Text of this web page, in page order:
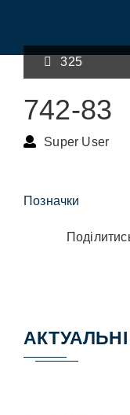
325
742-83
Super User
Позначки